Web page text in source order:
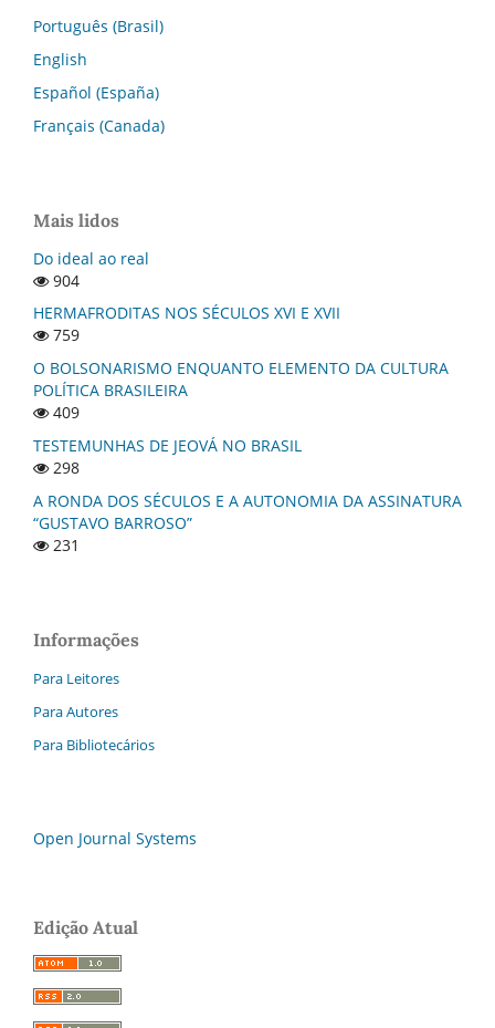
Português (Brasil)
English
Español (España)
Français (Canada)
Mais lidos
Do ideal ao real
904
HERMAFRODITAS NOS SÉCULOS XVI E XVII
759
O BOLSONARISMO ENQUANTO ELEMENTO DA CULTURA
POLÍTICA BRASILEIRA
409
TESTEMUNHAS DE JEOVÁ NO BRASIL
298
A RONDA DOS SÉCULOS E A AUTONOMIA DA ASSINATURA
“GUSTAVO BARROSO”
231
Informações
Para Leitores
Para Autores
Para Bibliotecários
Open Journal Systems
Edição Atual